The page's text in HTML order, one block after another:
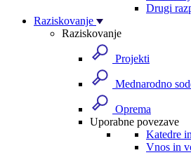
Drugi
Raziskovanje
Raziskovanje
Projekti
Mednarodno
Oprema
Uporabne povezave
Katedre
Vnos in